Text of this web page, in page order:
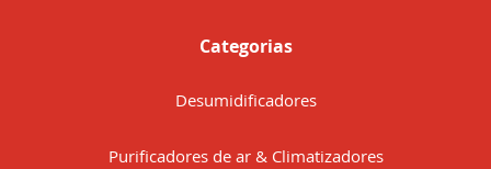
Categorias
Desumidificadores
Purificadores de ar & Climatizadores